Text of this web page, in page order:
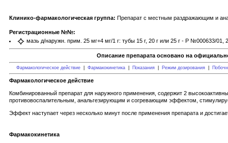
Клинико-фармакологическая группа: Препарат с местным раздражающим и
Регистрационные №№:
мазь д/наружн. прим. 25 мг+4 мг/1 г: тубы 15 г, 20 г или 25 г - Р №000633/01,
Описание препарата основано на
Фармакологическое действие| Фармакокинетика| Показания| Режим дозирования|
Фармакологическое действие
Комбинированный препарат для наружного применения, содержит 2
противовоспалительным, анальгезирующим и согревающим эффектом,
Эффект наступает через несколько минут после применения препарата и
Фармакокинетика